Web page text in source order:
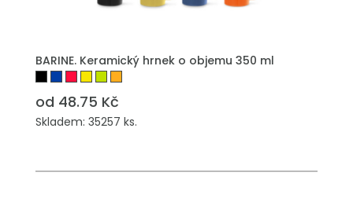
BARINE. Keramický hrnek o objemu 350 ml
od 48.75 Kč
Skladem: 35257 ks.